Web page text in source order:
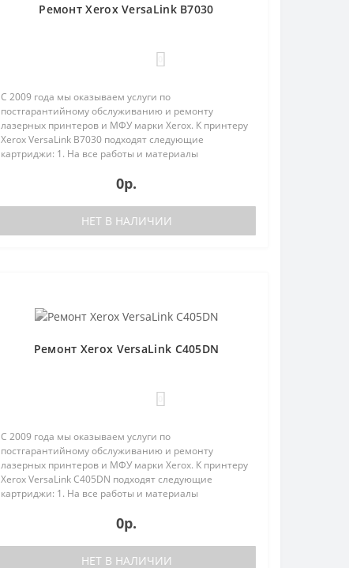
Ремонт Xerox VersaLink B7030
С 2009 года мы оказываем услуги по
постгарантийному обслуживанию и ремонту
лазерных принтеров и МФУ марки Xerox. К принтеру
Xerox VersaLink B7030 подходят следующие
картриджи: 1. На все работы и материалы
0р.
НЕТ В НАЛИЧИИ
Ремонт Xerox VersaLink C405DN
С 2009 года мы оказываем услуги по
постгарантийному обслуживанию и ремонту
лазерных принтеров и МФУ марки Xerox. К принтеру
Xerox VersaLink C405DN подходят следующие
картриджи: 1. На все работы и материалы
0р.
НЕТ В НАЛИЧИИ